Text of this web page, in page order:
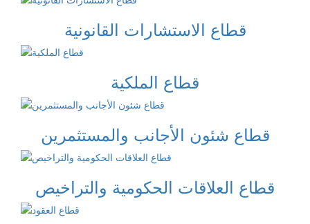
قطاع الاستشارات القانونية
قطاع الملكية
قطاع شئون الأجانب والمستثمرين
قطاع العلاقات الحكومية والتراخيص